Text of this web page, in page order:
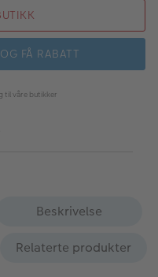
FÅ RABATT
til våre butikker
Beskrivelse
Relaterte produkter